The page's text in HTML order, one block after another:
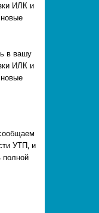
ИЛК и
в вашу
ИЛК и
УТП, и
полной